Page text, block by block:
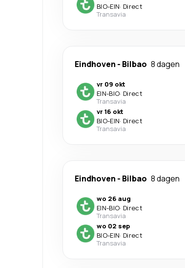
BIO-EIN· Direct
Transavia
Eindhoven - Bilbao 8 dagen
vr 09 okt
EIN-BIO· Direct
Transavia
vr 16 okt
BIO-EIN· Direct
Transavia
Eindhoven - Bilbao 8 dagen
wo 26 aug
EIN-BIO· Direct
Transavia
wo 02 sep
BIO-EIN· Direct
Transavia